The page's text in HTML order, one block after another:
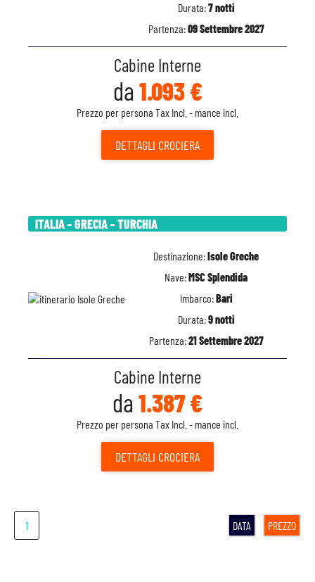
Durata:7 notti
Partenza:09 Settembre 2027
Cabine Interne
da 1.093 €
Prezzo per persona Tax Incl. - mance incl.
DETTAGLI CROCIERA
ITALIA - GRECIA - TURCHIA
Destinazione:Isole Greche
Nave:MSC Splendida
Imbarco:Bari
Durata:9 notti
Partenza:21 Settembre 2027
Cabine Interne
da 1.387 €
Prezzo per persona Tax Incl. - mance incl.
DETTAGLI CROCIERA
1 DATA PREZZO